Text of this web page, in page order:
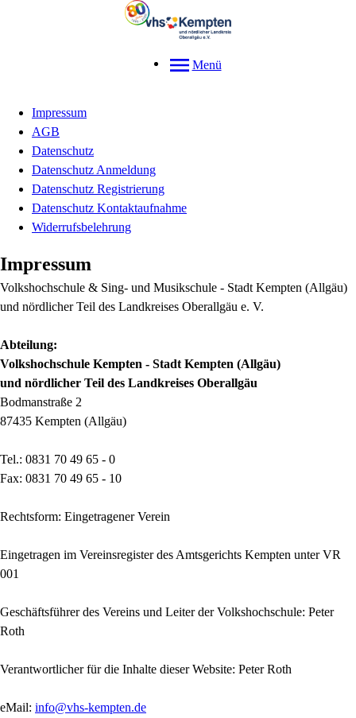
Menü
Impressum
AGB
Datenschutz
Datenschutz Anmeldung
Datenschutz Registrierung
Datenschutz Kontaktaufnahme
Widerrufsbelehrung
Impressum
Volkshochschule & Sing- und Musikschule - Stadt Kempten (Allgäu)
und nördlicher Teil des Landkreises Oberallgäu e. V.
Abteilung:
Volkshochschule Kempten - Stadt Kempten (Allgäu)
und nördlicher Teil des Landkreises Oberallgäu
Bodmanstraße 2
87435 Kempten (Allgäu)
Tel.: 0831 70 49 65 - 0
Fax: 0831 70 49 65 - 10
Rechtsform: Eingetragener Verein
Eingetragen im Vereinsregister des Amtsgerichts Kempten unter VR
001
Geschäftsführer des Vereins und Leiter der Volkshochschule: Peter
Roth
Verantwortlicher für die Inhalte dieser Website: Peter Roth
eMail: info@vhs-kempten.de